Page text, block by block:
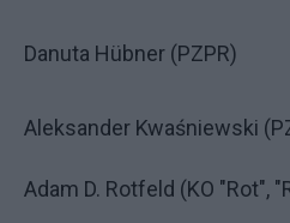
Danuta Hübner (PZPR)
Aleksander Kwaśniewski
Adam D. Rotfeld (KO "Rot",